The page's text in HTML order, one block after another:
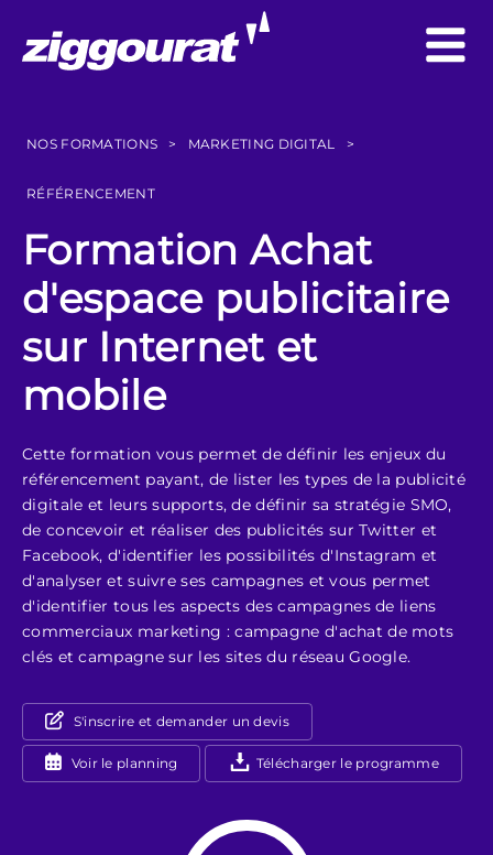
NOS FORMATIONS > MARKETING DIGITAL >
RÉFÉRENCEMENT
Formation Achat
d'espace publicitaire
sur Internet et
mobile
Cette formation vous permet de définir les enjeux du
référencement payant, de lister les types de la publicité
digitale et leurs supports, de définir sa stratégie SMO,
de concevoir et réaliser des publicités sur Twitter et
Facebook, d'identifier les possibilités d'Instagram et
d'analyser et suivre ses campagnes et vous permet
d'identifier tous les aspects des campagnes de liens
commerciaux marketing : campagne d'achat de mots
clés et campagne sur les sites du réseau Google.
S'inscrire et demander un devis
Voir le planning Télécharger le programme